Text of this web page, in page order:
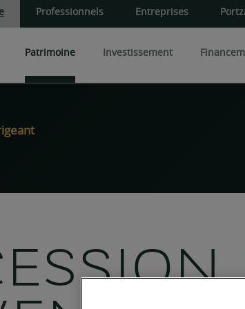
Professionnels Entreprises
Patrimoine
Gérer vos actifs financiers
Investissement
Pierre-Papier OPCI
Pierre-Papier SCI